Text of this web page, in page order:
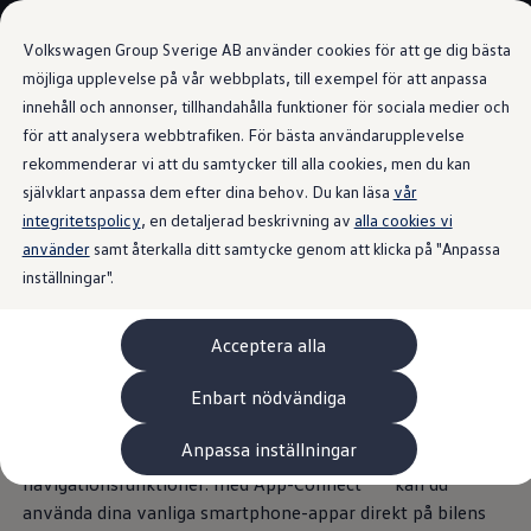
Volkswagen Group Sverige AB använder cookies för att ge dig bästa
möjliga upplevelse på vår webbplats, till exempel för att anpassa
innehåll och annonser, tillhandahålla funktioner för sociala medier och
för att analysera webbtrafiken. För bästa användarupplevelse
rekommenderar vi att du samtycker till alla cookies, men du kan
självklart anpassa dem efter dina behov. Du kan läsa vår
integritetspolicy, en detaljerad beskrivning av alla cookies vi
användersamt återkalla ditt samtycke genom att klicka på "Anpassa
inställningar".
Acceptera alla
Enbart nödvändiga
Anpassa inställningar
Gå till
huvudinnehåll
Gå till
sidfot
Bygg din bil
Nya bilar i lager
Golf Sportscombi
Pressen testar Golf Sportscombi
Lär dig om våra modellversioner
Boka provkörning
Äga
Service
Originalservice
Originalservice 4+
Skadereparation
ServiceCam
Service av elbilar
Tillbehör
Interiör- och exteriörskydd
Underhållning och elektronik
Laddbox och laddningskablar
Modellspecifika tillbehör
Android Auto och Apple CarPlay
Infotainment och
underhållningför varje
tillfälle
Streama musik, ring samtal eller använd
navigationsfunktioner: med App-Connect 1 kan du
använda dina vanliga smartphone-appar direkt på bilens